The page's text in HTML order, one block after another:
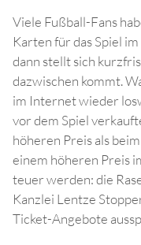
Viele Fußball-Fans
Karten für das Spiel
dann stellt sich
dazwischen kommt.
im Internet wieder
vor dem Spiel
höheren Preis als
einem höheren Preis
teuer werden: die
Kanzlei Lentze
Ticket-Angebote